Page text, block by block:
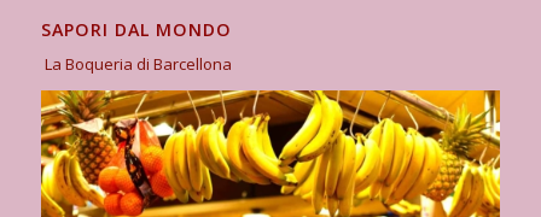
SAPORI DAL MONDO
La Boqueria di Barcellona